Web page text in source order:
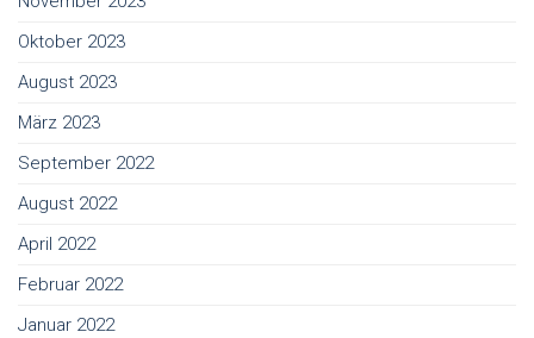
Oktober 2023
August 2023
März 2023
September 2022
August 2022
April 2022
Februar 2022
Januar 2022